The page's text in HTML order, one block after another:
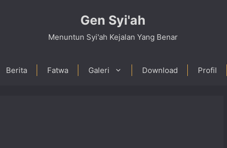
Gen Syi'ah
Menuntun Syi'ah Kejalan Yang Benar
Berita Fatwa Galeri Download Profil